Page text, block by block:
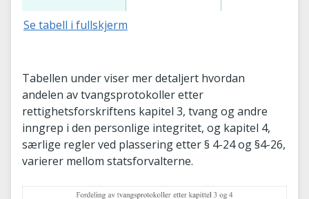
Se tabell i fullskjerm
Tabellen under viser mer detaljert hvordan
andelen av tvangsprotokoller etter
rettighetsforskriftens kapitel 3, tvang og andre
inngrep i den personlige integritet, og kapitel 4,
særlige regler ved plassering etter § 4-24 og §4-26,
varierer mellom statsforvalterne.